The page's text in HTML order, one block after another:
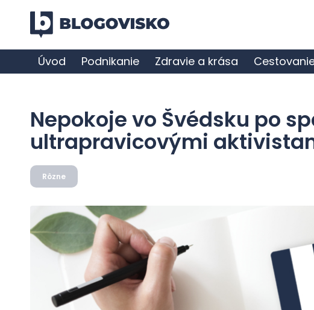
Úvod Podnikanie Zdravie a krása
Nepokoje vo Švédsku po
ultrapravicovými
Rôzne